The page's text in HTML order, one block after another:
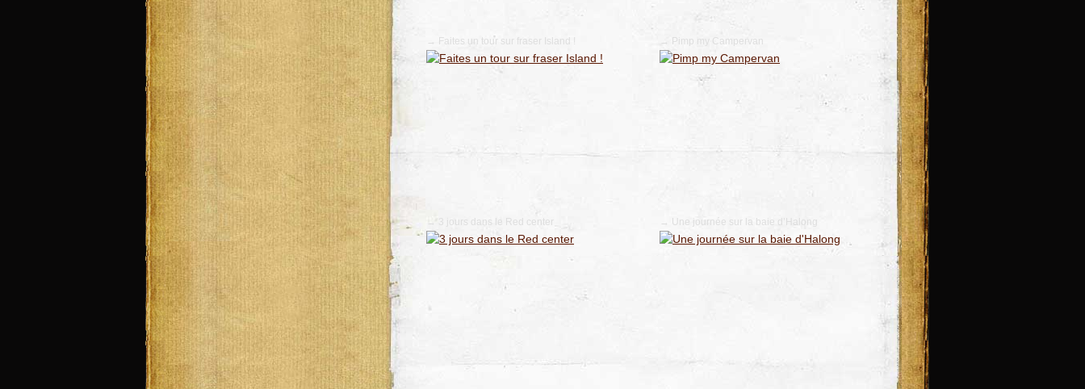
→ Faites un tour sur fraser Island ! → Pimp my Campervan
→ 3 jours dans le Red center → Une journée sur la baie d’Halong